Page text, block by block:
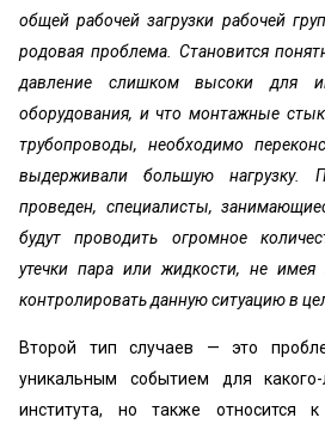
общей рабочей загрузки рабочей
родовая проблема. Становится
давление слишком высоки для
оборудования, и что монтажные
трубопроводы, необходимо
выдерживали большую нагрузку.
проведен, специалисты,
будут проводить огромное
утечки пара или жидкости, не
контролировать данную ситуацию в
Второй тип случаев — это
уникальным событием для какого-
института, но также относится